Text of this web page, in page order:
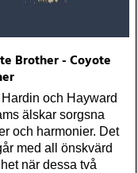
Brother - Coyote
och Hayward
älskar sorgsna
och harmonier. Det
med all önskvärd
när dessa två